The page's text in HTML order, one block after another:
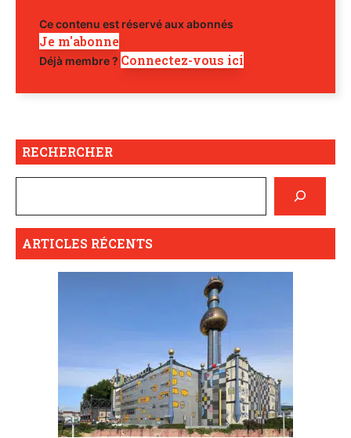
Ce contenu est réservé aux abonnés
Je m'abonne
Déjà membre ? Connectez-vous ici
RECHERCHER
ARTICLES RÉCENTS